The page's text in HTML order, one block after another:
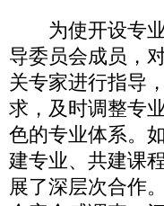
为使开设专业
导委员会成员，
关专家进行指导
求，及时调整专
色的专业体系。
建专业、共建课
展了深层次合作